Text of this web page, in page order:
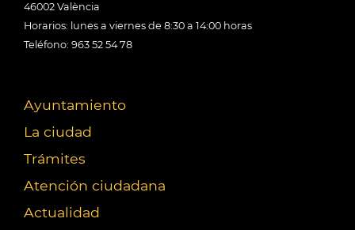
46002 València
Horarios: lunes a viernes de 8:30 a 14:00 horas
Teléfono: 963 52 54 78
Ayuntamiento
La ciudad
Trámites
Atención ciudadana
Actualidad